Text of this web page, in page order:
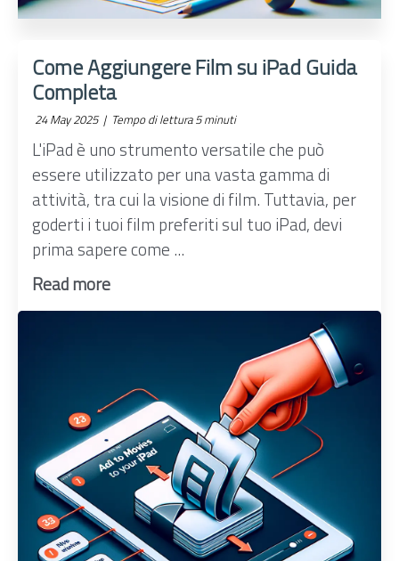
Come Aggiungere Film su iPad Guida
Completa
24 May 2025 | Tempo di lettura 5 minuti
L'iPad è uno strumento versatile che può
essere utilizzato per una vasta gamma di
attività, tra cui la visione di film. Tuttavia, per
goderti i tuoi film preferiti sul tuo iPad, devi
prima sapere come ...
Read more